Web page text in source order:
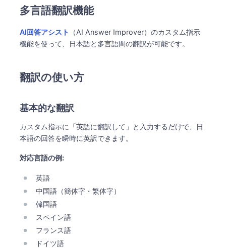
注意事項
最終確認の重要性
文化的な配慮
関連機能
多言語翻訳機能
AI回答アシスト
（AI Answer Improver）のカスタム指示
機能を使って、日本語と多言語間の翻訳が可能です。
翻訳の使い方
基本的な翻訳
カスタム指示に「英語に翻訳して」と入力するだけで、日
本語の回答を瞬時に英訳できます。
対応言語の例:
英語
中国語（簡体字・繁体字）
韓国語
スペイン語
フランス語
ドイツ語